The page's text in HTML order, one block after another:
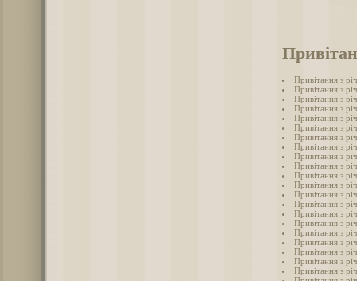
Привітання з
Привітання з
Привітання з
Привітання з
Привітання з
Привітання з
Привітання з
Привітання з
Привітання з
Привітання з
Привітання з
Привітання з
Привітання з
Привітання з
Привітання з
Привітання з
Привітання з
Привітання з
Привітання з
Привітання з
Привітання з